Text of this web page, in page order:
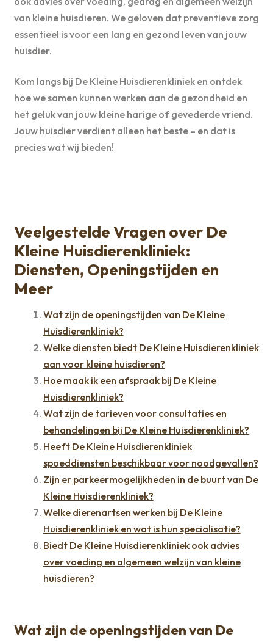
van kleine huisdieren. We geloven dat preventieve zorg
essentieel is voor een lang en gezond leven van jouw
huisdier.
Kom langs bij De Kleine Huisdierenkliniek en ontdek
hoe we samen kunnen werken aan de gezondheid en
het geluk van jouw kleine harige of gevederde vriend.
Jouw huisdier verdient alleen het beste – en dat is
precies wat wij bieden!
Veelgestelde Vragen over De
Kleine Huisdierenkliniek:
Diensten, Openingstijden en
Meer
Wat zijn de openingstijden van De Kleine
Huisdierenkliniek?
Welke diensten biedt De Kleine Huisdierenkliniek
aan voor kleine huisdieren?
Hoe maak ik een afspraak bij De Kleine
Huisdierenkliniek?
Wat zijn de tarieven voor consultaties en
behandelingen bij De Kleine Huisdierenkliniek?
Heeft De Kleine Huisdierenkliniek
spoeddiensten beschikbaar voor noodgevallen?
Zijn er parkeermogelijkheden in de buurt van De
Kleine Huisdierenkliniek?
Welke dierenartsen werken bij De Kleine
Huisdierenkliniek en wat is hun specialisatie?
Biedt De Kleine Huisdierenkliniek ook advies
over voeding en algemeen welzijn van kleine
huisdieren?
Wat zijn de openingstijden van De